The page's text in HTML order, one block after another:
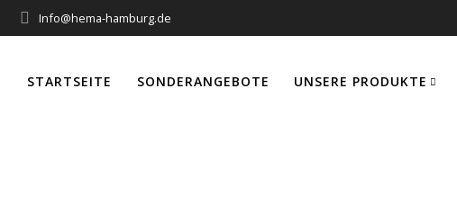
Info@hema-hamburg.de
STARTSEITE SONDERANGEBOTE UNSERE PRODUKTE